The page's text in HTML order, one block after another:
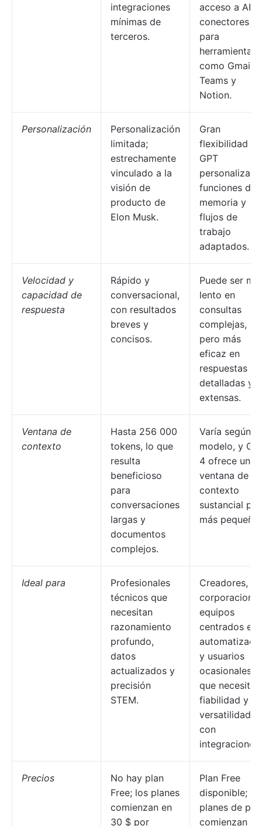
integraciones
mínimas de
terceros.
acceso a API
conectores
para
herramientas
como Gmail,
Teams y
Notion.
Personalización
Personalización
limitada;
estrechamente
vinculado a la
visión de
producto de
Elon Musk.
Gran
flexibilidad
GPT
funciones de
memoria y
flujos de
trabajo
adaptados.
Velocidad y
capacidad de
respuesta
Rápido y
conversacional,
con resultados
breves y
concisos.
Puede ser
lento en
consultas
complejas,
pero más
eficaz en
respuestas
detalladas y
extensas.
Ventana de
contexto
Hasta 256 000
tokens, lo que
resulta
beneficioso
para
conversaciones
largas y
documentos
complejos.
Varía según el
modelo, y
4 ofrece una
ventana de
contexto
sustancial
más pequeña.
Ideal para
Profesionales
técnicos que
necesitan
razonamiento
profundo,
datos
actualizados y
precisión
STEM.
Creadores,
equipos
centrados en
y usuarios
ocasionales
que necesitan
fiabilidad y
versatilidad
con
integraciones.
Precios
No hay plan
Free; los planes
comienzan en
30 $ por
Plan Free
disponible;
planes de
comienzan en